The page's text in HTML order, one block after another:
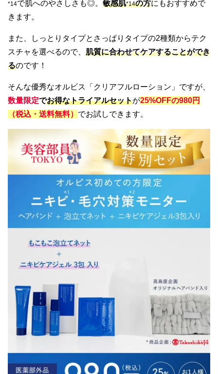
*14で肌へのやさしさも◎。 敏感肌*14の方にもおすすめで
きます。
また、しっとりタイプとさっぱりタイプの2種類からテク
スチャを選べるので、 肌質に合わせてケアすることができ
るのです！
そんな優秀なオルビス「クリアフルローション」ですが、
数量限定でお得なトライアルセットが25%OFFの980円
（税込・送料無料） でお試しできます。